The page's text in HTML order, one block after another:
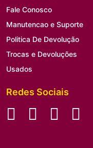
Fale Conosco
Manutencao e Suporte
Politica De Devolução
Trocas e Devoluções
Usados
Redes Sociais